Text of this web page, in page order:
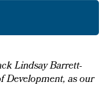
Lindsay Barrett-
Development, as our